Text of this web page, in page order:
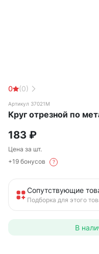
0 (0)
Артикул 37021М
Круг отрезной по
183 ₽
Цена за шт.
+19 бонусов
?
Сопутствующие
Подборка для этого
В